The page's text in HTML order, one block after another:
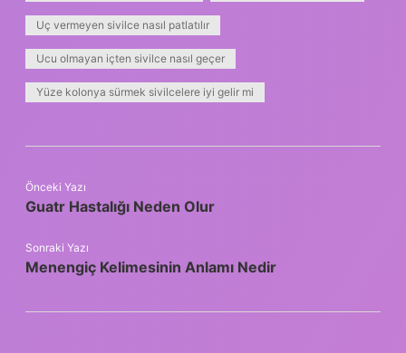
Uç vermeyen sivilce nasıl patlatılır
Ucu olmayan içten sivilce nasıl geçer
Yüze kolonya sürmek sivilcelere iyi gelir mi
Önceki Yazı
Guatr Hastalığı Neden Olur
Sonraki Yazı
Menengiç Kelimesinin Anlamı Nedir